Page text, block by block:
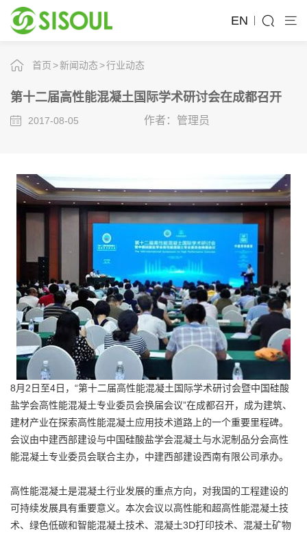
EN
首页 新闻动态 行业动态
第十二届高性能混凝土国际学术研讨会在成都召开
2017-08-05 作者：管理员
8月2日至4日，“第十二届高性能混凝土国际学术研讨会暨中国硅酸
盐学会高性能混凝土专业委员会换届会议”在成都召开，成为建筑、
建材产业在探索高性能混凝土应用技术道路上的一个重要里程碑。
会议由中建西部建设与中国硅酸盐学会混凝土与水泥制品分会高性
能混凝土专业委员会联合主办，中建西部建设西南有限公司承办。
高性能混凝土是混凝土行业发展的重点方向，对我国的工程建设的
可持续发展具有重要意义。本次会议以高性能和超高性能混凝土技
术、绿色低碳和智能混凝土技术、混凝土3D打印技术、混凝土矿物